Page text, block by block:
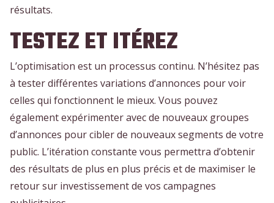
résultats.
TESTEZ ET ITÉREZ
L’optimisation est un processus continu. N’hésitez pas
à tester différentes variations d’annonces pour voir
celles qui fonctionnent le mieux. Vous pouvez
également expérimenter avec de nouveaux groupes
d’annonces pour cibler de nouveaux segments de votre
public. L’itération constante vous permettra d’obtenir
des résultats de plus en plus précis et de maximiser le
retour sur investissement de vos campagnes